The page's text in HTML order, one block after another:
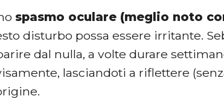
spasmo oculare (meglio noto
disturbo possa essere irritante.
dal nulla, a volte durare
lasciandoti a riflettere